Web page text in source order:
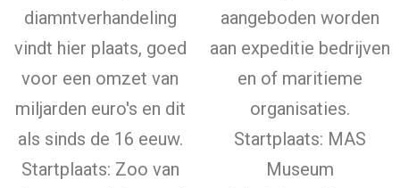
diamntverhandeling
vindt hier plaats, goed
voor een omzet van
miljarden euro's en dit
als sinds de 16 eeuw.
Startplaats: Zoo van
aangeboden worden
aan expeditie bedrijven
en of maritieme
organisaties.
Startplaats: MAS
Museum